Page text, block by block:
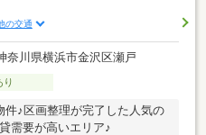
の交通
奈川県横浜市金沢区瀬戸
り
件♪区画整理が完了した人気の
需要が高いエリア♪